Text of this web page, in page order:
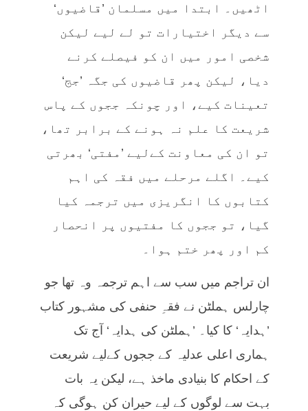
اٹھیں۔ ابتدا میں مسلمان ’قاضیوں‘
سے دیگر اختیارات تو لے لیے لیکن
شخصی امور میں ان کو فیصلے کرنے
دیا، لیکن پھر قاضیوں کی جگہ ’جج‘
تعینات کیے، اور چونکہ ججوں کے پاس
شریعت کا علم نہ ہونے کے برابر تھا،
تو ان کی معاونت کےلیے ’مفتی‘ بھرتی
کیے۔ اگلے مرحلے میں فقہ کی اہم
کتابوں کا انگریزی میں ترجمہ کیا
گیا، تو ججوں کا مفتیوں پر انحصار
کم اور پھر ختم ہوا۔
ان تراجم میں سب سے اہم ترجمہ وہ تھا جو
چارلس ہملٹن نے فقہِ حنفی کی مشہور کتاب
’ہدایہ‘ کا کیا۔ ’ہملٹن کی ہدایہ‘ آج تک
ہماری اعلی عدلیہ کے ججوں کےلیے شریعت
کے احکام کا بنیادی ماخذ ہے، لیکن یہ بات
بہت سے لوگوں کے لیے حیران کن ہوگی کہ